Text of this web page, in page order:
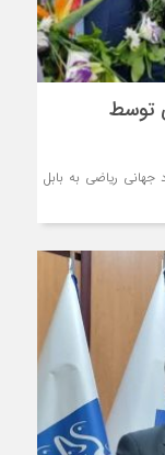
توسط
جهانی ریاضی به بابل